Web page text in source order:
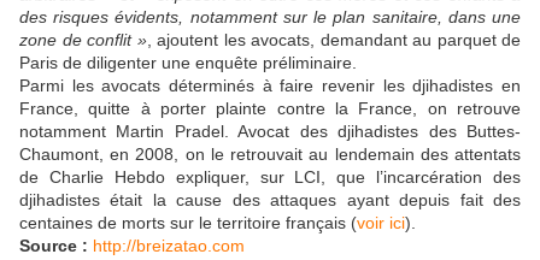
des risques évidents, notamment sur le plan sanitaire, dans une
zone de conflit », ajoutent les avocats, demandant au parquet de
Paris de diligenter une enquête préliminaire.
Parmi les avocats déterminés à faire revenir les djihadistes en
France, quitte à porter plainte contre la France, on retrouve
notamment Martin Pradel. Avocat des djihadistes des Buttes-
Chaumont, en 2008, on le retrouvait au lendemain des attentats
de Charlie Hebdo expliquer, sur LCI, que l’incarcération des
djihadistes était la cause des attaques ayant depuis fait des
centaines de morts sur le territoire français (voir ici).
Source : http://breizatao.com